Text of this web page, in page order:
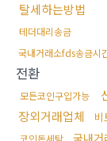
탈세하는방법
테더대리송금
국내거래소fds송금시
전환
모든코인구입가능
장외거래업체
비